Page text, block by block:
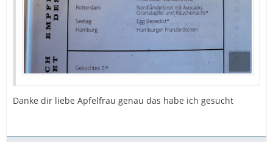
Danke dir liebe Apfelfrau genau das habe ich gesucht